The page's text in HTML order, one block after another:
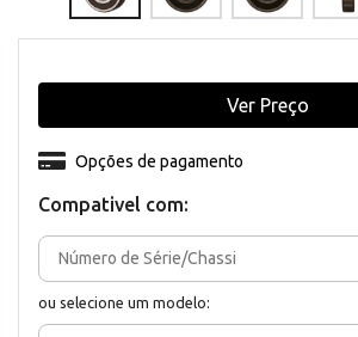
Compativel com:
ou selecione um modelo:
Opções de pagamento
Ver Preço